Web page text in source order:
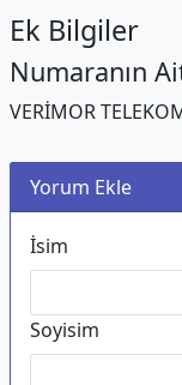
Ek Bilgiler
Numaranın
VERİMOR
Yorum Ekle
İsim
Soyisim